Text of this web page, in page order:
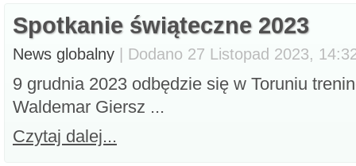
Spotkanie świąteczne 2023
News globalny | Dodano 27 Listopad 2023,
9 grudnia 2023 odbędzie się w Toruniu
Waldemar Giersz ...
Czytaj dalej...